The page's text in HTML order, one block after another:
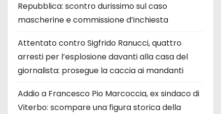
Repubblica: scontro durissimo sul caso
mascherine e commissione d’inchiesta
Attentato contro Sigfrido Ranucci, quattro
arresti per l’esplosione davanti alla casa del
giornalista: prosegue la caccia ai mandanti
Addio a Francesco Pio Marcoccia, ex sindaco di
Viterbo: scompare una figura storica della